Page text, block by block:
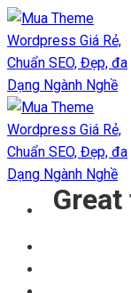
Chuyển
đến
nội
dung